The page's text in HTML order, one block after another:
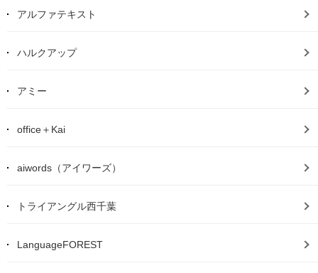
アルファテキスト
ハルクアップ
アミー
office＋Kai
aiwords（アイワーズ）
トライアングル西千葉
LanguageFOREST